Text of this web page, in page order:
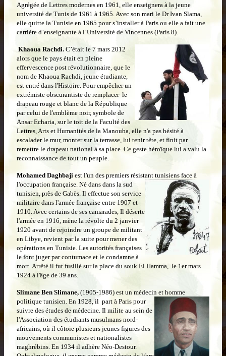
Agrégée de Lettres modernes en 1961, elle enseignera à la jeune
université de Tunis de 1961 à 1965. Avec son mari le Dr Ivan Slama,
elle quitte la Tunisie en 1965 pour s’installer à Paris ou elle a fait une
carrière d’enseignante à l’Université de Vincennes (Paris 8).
Khaoua Rachdi. C’était le 7 mars 2012
alors que le pays était en pleine
effervescence post révolutionnaire, que le
nom de Khaoua Rachdi, jeune étudiante,
est entré dans l'Histoire. Pour empêcher un
extrémiste obscurantiste de remplacer le
drapeau rouge et blanc de la République
par celui de l'emblème noir, symbole de
Ansar Echaria, sur le toit de la Faculté des
Lettres, Arts et Humanités de la Manouba, elle n'a pas hésité à
escalader le mur, monter sur la terrasse, lui tenir tête, et finit par
remettre le drapeau national à sa place. Ce geste héroïque lui a valu la
reconnaissance de tout un peuple.
Mohamed Daghbaji est l'un des premiers résistant tunisiens face à
l'occupation française. Né dans dans la sud
tunisien, près de Gabès. Il effectue son service
militaire dans l'armée française entre 1907 et
1910. Avec certains de ses camarades, Il déserte
l'armée en 1916, mène la révolte du 2 janvier
1920 avant de rejoindre un groupe de militant
en Libye, revient par la suite pour mener des
opérations en Tunisie. Les autorités françaises
le font juger par contumace et le condamne à
mort. Arrêté il fut fusillé sur la place du souk El Hamma, le 1er mars
1924 à l'âge de 39 ans.
Slimane Ben Slimane, (1905-1986) est un médecin et homme
politique tunisien. En 1928, il part à Paris pour
suivre des études de médecine. Il milite au sein de
l'Association des étudiants musulmans nord-
africains, où il côtoie plusieurs jeunes figures des
mouvements communistes et nationalistes
maghrébins. En 1934 il adhère Néo-Destour.